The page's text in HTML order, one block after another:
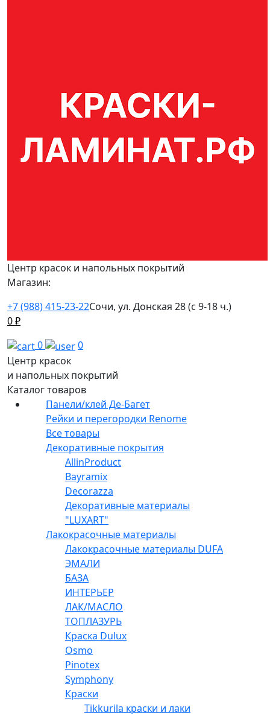
Центр красок и напольных покрытий
Магазин:
+7 (988) 415-23-22Сочи, ул. Донская 28 (с 9-18 ч.)
0₽
0
0
Центр красок
и напольных покрытий
Каталог товаров
Панели/клей Де-Багет
Рейки и перегородки Renome
Все товары
Декоративные покрытия
AllinProduct
Bayramix
Decorazza
Декоративные материалы
"LUXART"
Лакокрасочные материалы
Лакокрасочные материалы DUFA
ЭМАЛИ
БАЗА
ИНТЕРЬЕР
ЛАК/МАСЛО
ТОПЛАЗУРЬ
Краска Dulux
Osmo
Pinotex
Symphony
Краски
Tikkurila краски и лаки